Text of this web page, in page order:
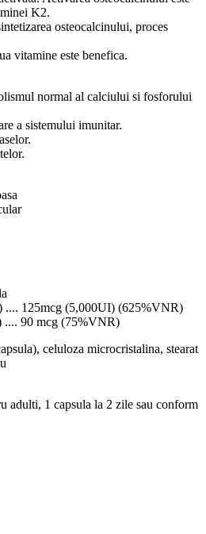
K2.
osteocalcinului, proces
vitamine este benefica.
normal al calciului si fosforului
a sistemului imunitar.
.... 125mcg (5,000UI) (625%VNR)
.... 90 mcg (75%VNR)
celuloza microcristalina, stearat
adulti, 1 capsula la 2 zile sau conform